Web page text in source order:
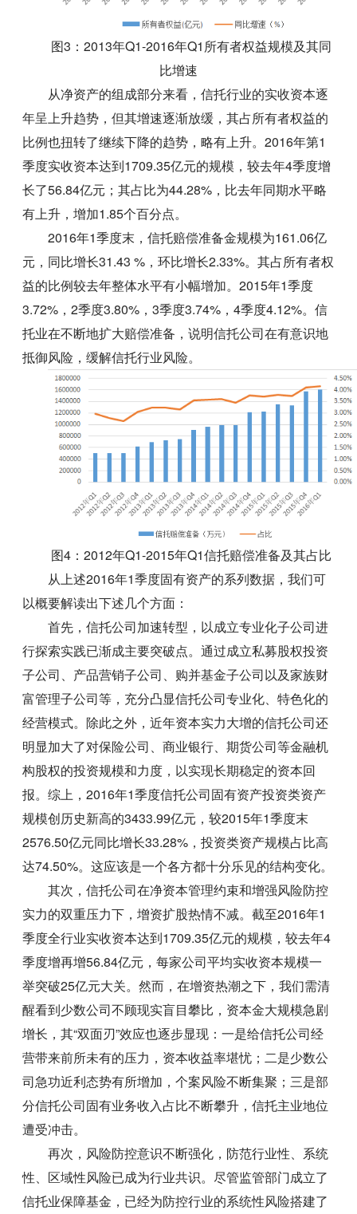
图3：2013年Q1-2016年Q1所有者权益规模及其同
比增速
从净资产的组成部分来看，信托行业的实收资本逐
年呈上升趋势，但其增速逐渐放缓，其占所有者权益的
比例也扭转了继续下降的趋势，略有上升。2016年第1
季度实收资本达到1709.35亿元的规模，较去年4季度增
长了56.84亿元；其占比为44.28%，比去年同期水平略
有上升，增加1.85个百分点。
2016年1季度末，信托赔偿准备金规模为161.06亿
元，同比增长31.43 %，环比增长2.33%。其占所有者权
益的比例较去年整体水平有小幅增加。2015年1季度
3.72%，2季度3.80%，3季度3.74%，4季度4.12%。信
托业在不断地扩大赔偿准备，说明信托公司在有意识地
抵御风险，缓解信托行业风险。
图4：2012年Q1-2015年Q1信托赔偿准备及其占比
从上述2016年1季度固有资产的系列数据，我们可
以概要解读出下述几个方面：
首先，信托公司加速转型，以成立专业化子公司进
行探索实践已渐成主要突破点。通过成立私募股权投资
子公司、产品营销子公司、购并基金子公司以及家族财
富管理子公司等，充分凸显信托公司专业化、特色化的
经营模式。除此之外，近年资本实力大增的信托公司还
明显加大了对保险公司、商业银行、期货公司等金融机
构股权的投资规模和力度，以实现长期稳定的资本回
报。综上，2016年1季度信托公司固有资产投资类资产
规模创历史新高的3433.99亿元，较2015年1季度末
2576.50亿元同比增长33.28%，投资类资产规模占比高
达74.50%。这应该是一个各方都十分乐见的结构变化。
其次，信托公司在净资本管理约束和增强风险防控
实力的双重压力下，增资扩股热情不减。截至2016年1
季度全行业实收资本达到1709.35亿元的规模，较去年4
季度增再增56.84亿元，每家公司平均实收资本规模一
举突破25亿元大关。然而，在增资热潮之下，我们需清
醒看到少数公司不顾现实盲目攀比，资本金大规模急剧
增长，其“双面刃”效应也逐步显现：一是给信托公司经
营带来前所未有的压力，资本收益率堪忧；二是少数公
司急功近利态势有所增加，个案风险不断集聚；三是部
分信托公司固有业务收入占比不断攀升，信托主业地位
遭受冲击。
再次，风险防控意识不断强化，防范行业性、系统
性、区域性风险已成为行业共识。尽管监管部门成立了
信托业保障基金，已经为防控行业的系统性风险搭建了